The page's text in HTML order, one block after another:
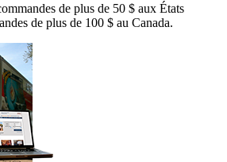
de plus de 50 $ aux États
de plus de 100 $ au Canada.